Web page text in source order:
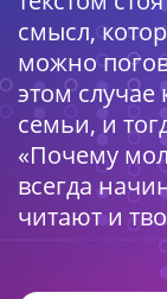
смысл,
можно
этом случае
семьи, и
«Почему
всегда
читают и